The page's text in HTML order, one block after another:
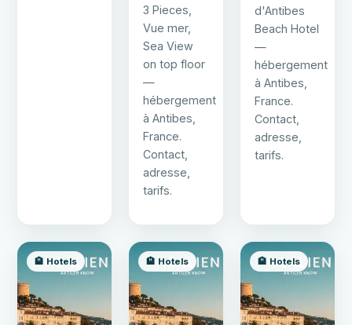
3 Pieces,
Vue mer,
Sea View
on top floor
—
hébergement
à Antibes,
France.
Contact,
adresse,
tarifs.
d'Antibes
Beach Hotel
—
hébergement
à Antibes,
France.
Contact,
adresse,
tarifs.
🏨 Hotels 🏨 Hotels 🏨 Hotels